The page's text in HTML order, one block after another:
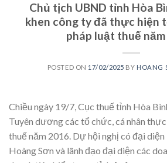
Chủ tịch UBND tỉnh Hòa
khen công ty đã thực hiện
pháp luật thuế
POSTED ON 17/02/2025 BY HOANG
Chiều ngày 19/7, Cục thuế tỉnh Hòa
Tuyên dương các tổ chức, cá nhân
thuế năm 2016. Dự hội nghị có đại
Hoàng Sơn và lãnh đạo đại diện các